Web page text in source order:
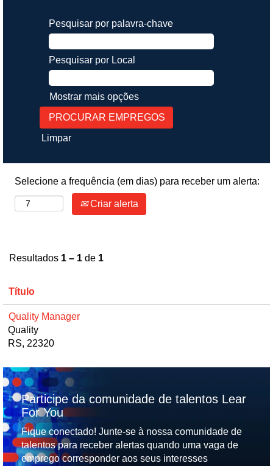
Pesquisar por palavra-chave
Pesquisar por Local
Mostrar mais opções
Limpar
Selecione a frequência (em dias) para receber um alerta:
Criar alerta
Resultados 1 – 1 de 1
Título
Quality Manager
Quality
RS, 22320
Participe da comunidade de talentos Lear
For You
Fique conectado! Junte-se à nossa comunidade de
talentos para receber alertas quando uma vaga de
emprego corresponder aos seus interesses